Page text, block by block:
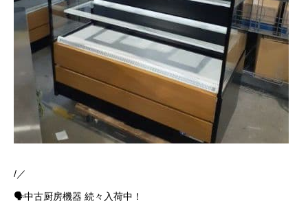
/／
🗣中古厨房機器 続々入荷中！